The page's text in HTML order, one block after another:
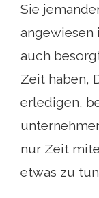
Sie
angewiesen
auch
Zeit haben,
erledigen,
nur Zeit
etwas zu